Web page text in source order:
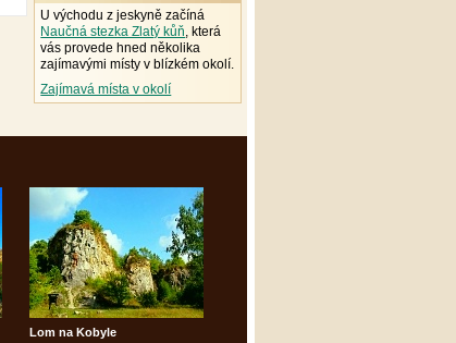
U východu z jeskyně začíná
Naučná stezka Zlatý kůň , která
vás provede hned několika
zajímavými místy v blízkém okolí.
Zajímavá místa v okolí
Lom na Kobyle